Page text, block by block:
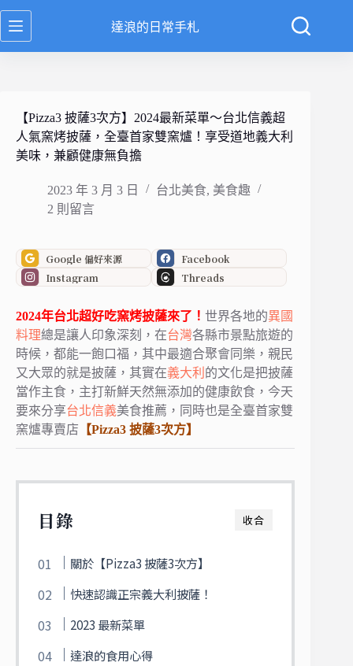
跳
至
達浪的日常手札
【Pizza3 披薩3次方】2024最新菜單～台北信義超
人氣窯烤披薩，全臺首家雙窯爐！享受道地義大利
美味，兼顧健康無負擔
2023 年 3 月 3 日 台北美食, 美食趣
2 則留言
Google 偏好來源
Facebook
Instagram
Threads
2024年台北超好吃窯烤披薩來了！ 世界各地的異國
料理總是讓人印象深刻， 在台灣各縣市景點旅遊的
時候，都能一飽口福， 其中最適合聚會同樂，親民
又大眾的就是披薩， 其實在義大利 的文化是把披薩
當作主食， 主打新鮮天然無添加的健康飲食， 今天
要來分享台北信義美食推薦， 同時也是全臺首家雙
窯爐專賣店 【Pizza3 披薩3次方】
收合
目錄
關於【Pizza3 披薩3次方】
快速認識正宗義大利披薩！
2023 最新菜單
達浪的食用心得